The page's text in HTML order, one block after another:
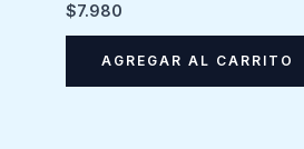
$7.980
AGREGAR AL CARRITO